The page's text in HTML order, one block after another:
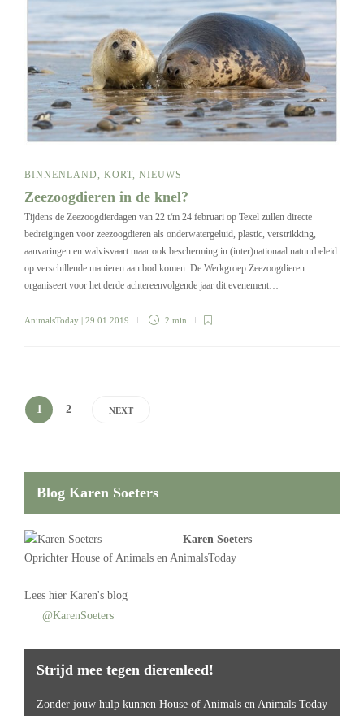
BINNENLAND KORT NIEUWS
Zeezoogdieren in de knel?
Tijdens de Zeezoogdierdagen van 22 t/m 24 februari op Texel zullen directe
bedreigingen voor zeezoogdieren als onderwatergeluid, plastic, verstrikking,
aanvaringen en walvisvaart maar ook bescherming in (inter)nationaal natuurbeleid
op verschillende manieren aan bod komen. De Werkgroep Zeezoogdieren
organiseert voor het derde achtereenvolgende jaar dit evenement…
AnimalsToday | 29 01 2019 2 min
1 2 NEXT
Blog Karen Soeters
Karen Soeters
Oprichter House of Animals en AnimalsToday
Lees hier Karen's blog
@KarenSoeters
Strijd mee tegen dierenleed!
Zonder jouw hulp kunnen House of Animals en Animals Today